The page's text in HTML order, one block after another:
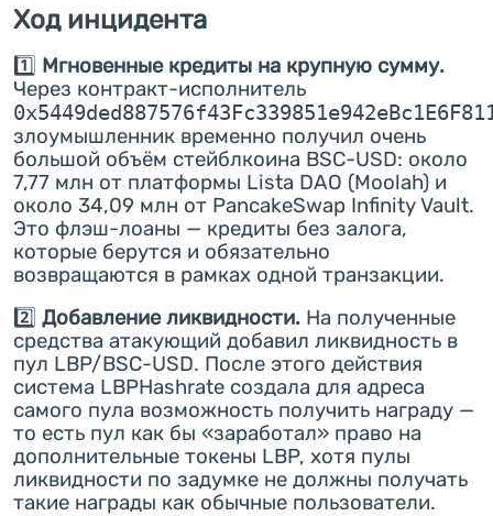
Ход инцидента
1️⃣ Мгновенные кредиты на крупную сумму.
Через контракт-исполнитель
злоумышленник временно получил очень
большой объём стейблкоина BSC-USD: около
7,77 млн от платформы Lista DAO (Moolah) и
около 34,09 млн от PancakeSwap Infinity Vault.
Это флэш-лоаны — кредиты без залога,
которые берутся и обязательно
возвращаются в рамках одной транзакции.
2️⃣ Добавление ликвидности. На полученные
средства атакующий добавил ликвидность в
пул LBP/BSC-USD. После этого действия
система LBPHashrate создала для адреса
самого пула возможность получить награду —
то есть пул как бы «заработал» право на
дополнительные токены LBP, хотя пулы
ликвидности по задумке не должны получать
такие награды как обычные пользователи.